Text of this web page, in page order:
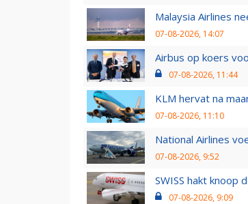
Malaysia Airlines
07-08-2026, 14:07
Airbus op koers
07-08-2026, 11:44
KLM hervat na
07-08-2026, 11:10
National Airlines
07-08-2026, 9:52
SWISS hakt knoop
07-08-2026, 9:09